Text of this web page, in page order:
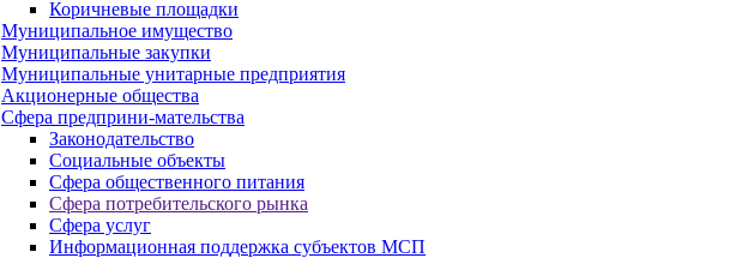
Коричневые площадки
Муниципальное имущество
Муниципальные закупки
Муниципальные унитарные предприятия
Акционерные общества
Сфера предприни-мательства
Законодательство
Социальные объекты
Сфера общественного питания
Сфера потребительского рынка
Сфера услуг
Информационная поддержка субъектов МСП